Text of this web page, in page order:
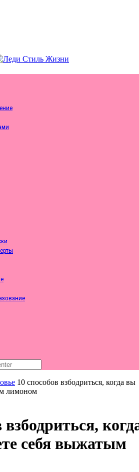
10 способов взбодриться, когда вы
лимоном
взбодриться,
себя выжатым